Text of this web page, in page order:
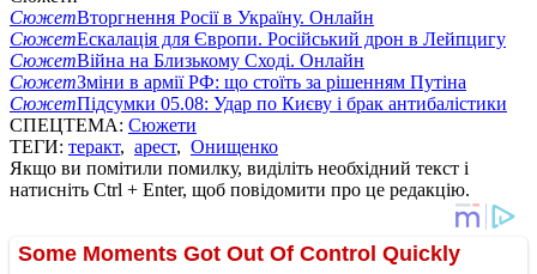
СюжетВторгнення Росії в Україну. Онлайн
СюжетЕскалація для Європи. Російський дрон в Лейпцигу
СюжетВійна на Близькому Сході. Онлайн
СюжетЗміни в армії РФ: що стоїть за рішенням Путіна
СюжетПідсумки 05.08: Удар по Києву і брак антибалістики
СПЕЦТЕМА: Сюжети
ТЕГИ: теракт, арест, Онищенко
Якщо ви помітили помилку, виділіть необхідний текст і
натисніть Ctrl + Enter, щоб повідомити про це редакцію.